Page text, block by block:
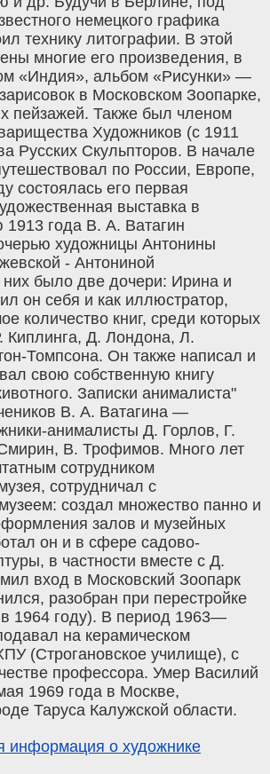
немецкого графика
технику литографии. В этой
многие его произведения, в
«Индия», альбом «Рисунки» —
в Московском Зоопарке,
пейзажей. Также был членом
Художников (с 1911
Русских Скульпторов. В начале
по России, Европе,
состоялась его первая
выставка в
года В. А. Ватагин
художницы Антонины
- Антониной
было две дочери: Ирина и
он себя и как иллюстратор,
количество книг, среди которых
Киплинга, Д. Лондона, Л.
Томпсона. Он также написал и
свою собственную книгу
Записки анималиста"
В. А. Ватагина —
анималисты Д. Горлов, Г.
В. Трофимов. Много лет
сотрудником
сотрудничал с
создал множество панно и
залов и музейных
он и в сфере садово-
в частности вместе с Д.
вход в Московский Зоопарк
разобран при перестройке
в 1964 году). В период 1963—
на керамическом
(Строгановское училище), с
профессора. Умер Василий
1969 года в Москве,
Таруса Калужской области.
информация о художнике